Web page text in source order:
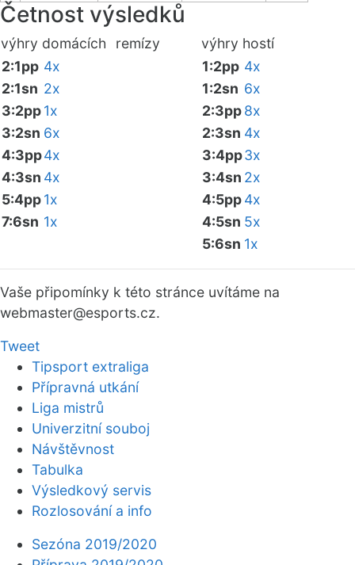
Četnost výsledků
výhry domácích remízy výhry hostí
2:1pp 4x
2:1sn 2x
3:2pp1x
3:2sn 6x
4:3pp4x
4:3sn 4x
5:4pp1x
7:6sn 1x
1:2pp 4x
1:2sn 6x
2:3pp8x
2:3sn 4x
3:4pp3x
3:4sn 2x
4:5pp4x
4:5sn 5x
5:6sn 1x
Vaše připomínky k této stránce uvítáme na
webmaster@esports.cz.
Tweet
Tipsport extraliga
Přípravná utkání
Liga mistrů
Univerzitní souboj
Návštěvnost
Tabulka
Výsledkový servis
Rozlosování a info
Sezóna 2019/2020